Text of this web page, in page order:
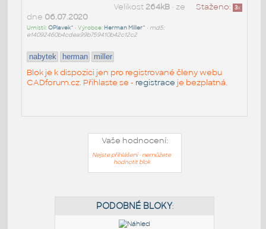
Staženo: 3x
Velikost 264kB• ze
dne 06.07.2020
Umístil:OPlavek^ • Výrobce: Herman Miller^ • md5:
e14092460b4cdea99b759410b42c12c2
nabytek herman miller
Blok je k dispozici jen pro registrované členy webu
CADforum.cz. Přihlaste se - registrace je bezplatná.
Vaše hodnocení:
Nejste přihlášeni - nemůžete
hodnotit blok